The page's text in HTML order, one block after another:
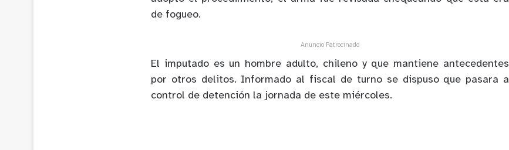
de fogueo.
Anuncio Patrocinado
El imputado es un hombre adulto, chileno y que mantiene antecedentes
por otros delitos. Informado al fiscal de turno se dispuso que pasara a
control de detención la jornada de este miércoles.